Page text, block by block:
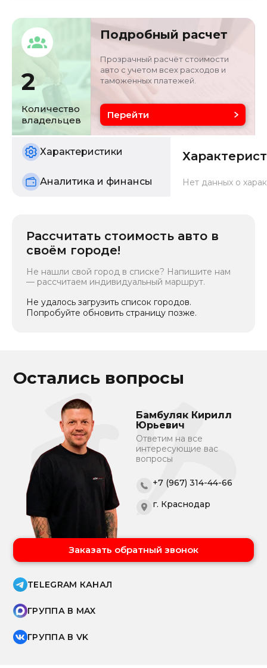
Кузов
кроссовер/
внедорожник
LBV11FX04RM71252
Объём двигателя
1.5 л
Цвет
Состояние
б/у
2
Количество
владельцев
Подробный расчет
Прозрачный расчёт стоимости
авто с учетом всех расходов и
таможенных платежей.
Перейти
Характеристики
Аналитика и финансы Нет данных о
Рассчитать стоимость авто в
своём городе!
Не нашли свой город в списке? Напишите нам
— рассчитаем индивидуальный маршрут.
Не удалось загрузить список городов.
Попробуйте обновить страницу позже.
Остались вопросы
Бамбуляк Кирилл
Юрьевич
Ответим на все
интересующие вас
вопросы
+7 (967) 314-44-66
г. Краснодар
Заказать обратный звонок
TELEGRAM КАНАЛ
ГРУППА В MAX
ГРУППА В VK